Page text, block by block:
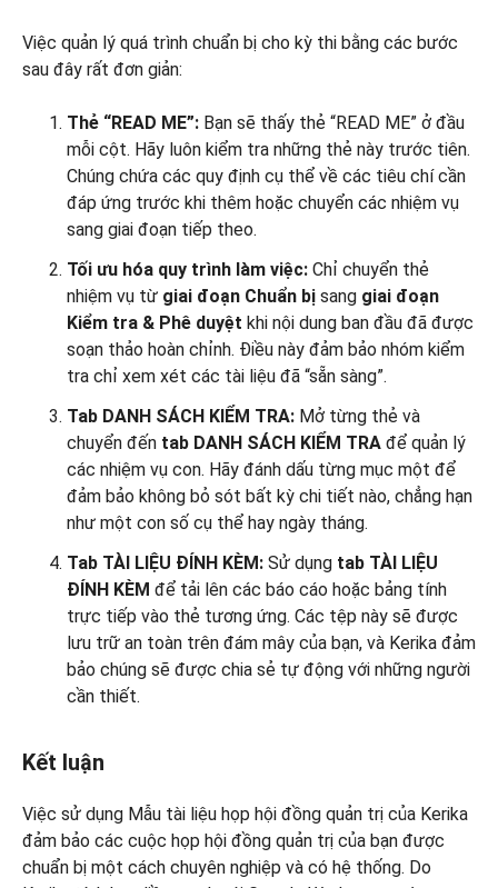
Việc quản lý quá trình chuẩn bị cho kỳ thi bằng các bước
sau đây rất đơn giản:
Thẻ “READ ME”: Bạn sẽ thấy thẻ “READ ME” ở đầu
mỗi cột. Hãy luôn kiểm tra những thẻ này trước tiên.
Chúng chứa các quy định cụ thể về các tiêu chí cần
đáp ứng trước khi thêm hoặc chuyển các nhiệm vụ
sang giai đoạn tiếp theo.
Tối ưu hóa quy trình làm việc: Chỉ chuyển thẻ
nhiệm vụ từ giai đoạn Chuẩn bị sang giai đoạn
Kiểm tra & Phê duyệt khi nội dung ban đầu đã được
soạn thảo hoàn chỉnh. Điều này đảm bảo nhóm kiểm
tra chỉ xem xét các tài liệu đã “sẵn sàng”.
Tab DANH SÁCH KIỂM TRA: Mở từng thẻ và
chuyển đến tab DANH SÁCH KIỂM TRA để quản lý
các nhiệm vụ con. Hãy đánh dấu từng mục một để
đảm bảo không bỏ sót bất kỳ chi tiết nào, chẳng hạn
như một con số cụ thể hay ngày tháng.
Tab TÀI LIỆU ĐÍNH KÈM: Sử dụng tab TÀI LIỆU
ĐÍNH KÈM để tải lên các báo cáo hoặc bảng tính
trực tiếp vào thẻ tương ứng. Các tệp này sẽ được
lưu trữ an toàn trên đám mây của bạn, và Kerika đảm
bảo chúng sẽ được chia sẻ tự động với những người
cần thiết.
Kết luận
Việc sử dụng Mẫu tài liệu họp hội đồng quản trị của Kerika
đảm bảo các cuộc họp hội đồng quản trị của bạn được
chuẩn bị một cách chuyên nghiệp và có hệ thống. Do